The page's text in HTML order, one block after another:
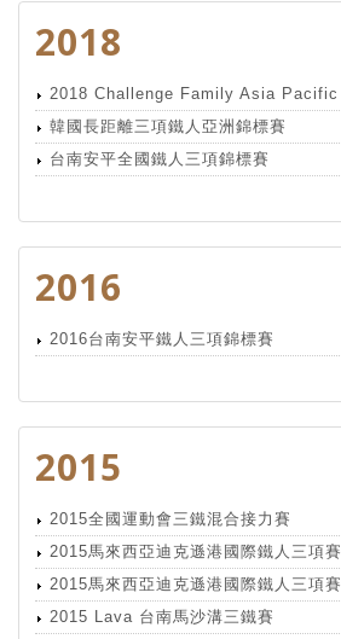
2018
2018 Challenge Family Asia
韓國長距離三項鐵人亞洲錦標賽
台南安平全國鐵人三項錦標賽
2016
2016台南安平鐵人三項錦標賽
2015
2015全國運動會三鐵混合接力賽
2015馬來西亞迪克遜港國際鐵人三項賽
2015馬來西亞迪克遜港國際鐵人三項賽
2015 Lava 台南馬沙溝三鐵賽